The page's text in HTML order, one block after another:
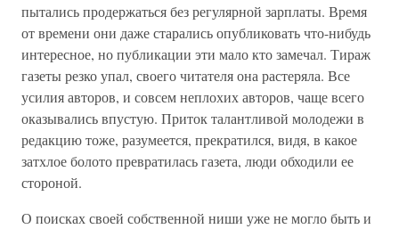
пытались продержаться без регулярной зарплаты. Время
от времени они даже старались опубликовать что-нибудь
интересное, но публикации эти мало кто замечал. Тираж
газеты резко упал, своего читателя она растеряла. Все
усилия авторов, и совсем неплохих авторов, чаще всего
оказывались впустую. Приток талантливой молодежи в
редакцию тоже, разумеется, прекратился, видя, в какое
затхлое болото превратилась газета, люди обходили ее
стороной.
О поисках своей собственной ниши уже не могло быть и